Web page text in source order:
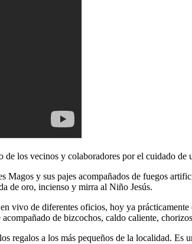
los vecinos y colaboradores por el cuidado de
Magos y sus pajes acompañados de fuegos
de oro, incienso y mirra al Niño Jesús.
vivo de diferentes oficios, hoy ya
de bizcochos, caldo caliente,
regalos a los más pequeños de la localidad.